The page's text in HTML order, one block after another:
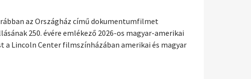
az Országház című dokumentumfilmet
250. évére emlékező 2026-os magyar-amerikai
Lincoln Center filmszínházában amerikai és magyar